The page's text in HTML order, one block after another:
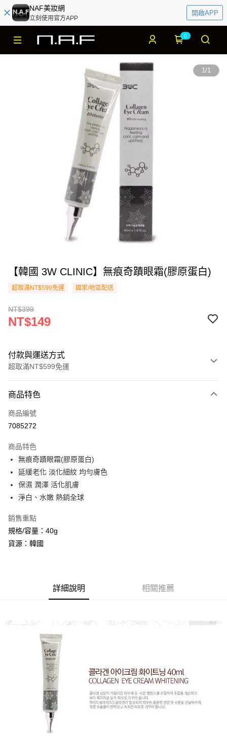
NAF美妝網
立刻使用官方APP
開啟APP
0
1/1
【韓國 3W CLINIC】無痕奇蹟眼霜(膠原蛋白)
超取滿NT$599免運 國家/地區配送
NT$399
NT$149
付款與運送方式
超取滿NT$599免運
信用卡一次付款
超商取貨付款
Apple Pay
街口支付
悠遊付
ATM付款
每筆NT$60，滿NT$599(含以上)免運費
宅配
每筆NT$60，滿NT$599(含以上)免運費
代理商品配送
每筆NT$60，滿NT$599(含以上)免運費
NAF海外配送EMS
查看運費
商品特色
商品編號
7085272
商品特色
無痕奇蹟眼霜(膠原蛋白)
延緩老化 淡化細紋 均勻膚色
保濕 潤澤 活化肌膚
淨白、水嫩 熱銷全球
銷售重點
規格/容量：40g
貨源：韓國
詳細說明 相關推薦